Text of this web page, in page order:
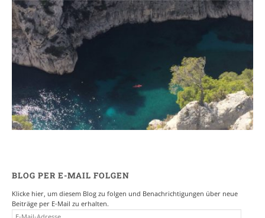
Ein Campervan Roadtrip durch die
BLOG PER E-MAIL FOLGEN
Klicke hier, um diesem Blog zu folgen und Benachrichtigungen über neue
Beiträge per E-Mail zu erhalten.
E-